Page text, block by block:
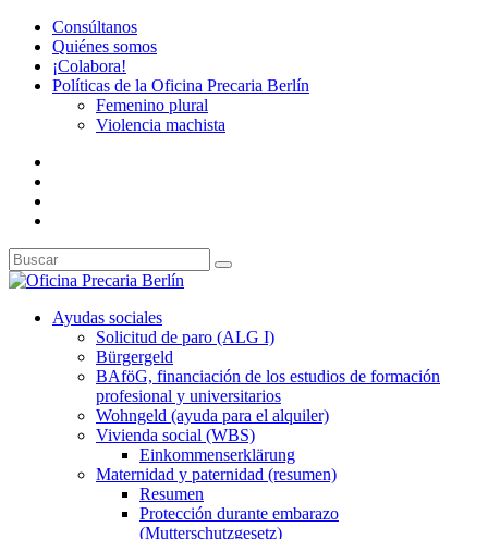
Consúltanos
Quiénes somos
¡Colabora!
Políticas de la Oficina Precaria Berlín
Femenino plural
Violencia machista
Ayudas sociales
Solicitud de paro (ALG I)
Bürgergeld
BAföG, financiación de los estudios de formación
profesional y universitarios
Wohngeld (ayuda para el alquiler)
Vivienda social (WBS)
Einkommenserklärung
Maternidad y paternidad (resumen)
Resumen
Protección durante embarazo
(Mutterschutzgesetz)